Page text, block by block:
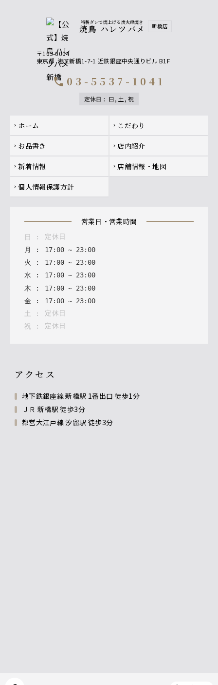
ジンジャーエール、ペプシコーラ
プレミアム飲み放題
プレミアム飲み放題にグレードアップ♪
【果実酒】 山崎蒸留所 蔵樽仕上げ梅酒、ジャパンクラフ
ト奏 柚子・白桃
【焼酎】 神楽の舞（蕎麦）、 黒丸（芋）
【サワー】特上レモンサワー を含む飲み放題にグレード
ジャパンクラフト奏 白桃
【プレミアム飲み放題】焼酎
神楽の舞（蕎麦）、黒丸（芋）
特上レモンサワー、特上梅酢レモンサワー
【プレミアム飲み放題】日本酒
玉の光 伯楽星
特製ダレで焼上げる炭火串焼き
焼鳥 ハレツバメ 新橋店
〒105-0004
東京都 港区新橋1-7-1 近鉄銀座中央通りビル B1F
call 03-5537-1041
定休日 : 日, 土, 祝
Footer navigation
chevron_right ホーム chevron_right こだわり
chevron_right お品書き chevron_right 店内紹介
chevron_right 新着情報 chevron_right 店舗情報・地図
chevron_right 個人情報保護方針
営業日・営業時間
日 :
定休日
月
: 17: 00 ~ 23: 00
火
: 17: 00 ~ 23: 00
水 : 17: 00 ~ 23: 00
木 : 17: 00 ~ 23: 00
金 : 17: 00 ~ 23: 00
土
:
定休日
祝 : 定休日
アクセス
地下鉄銀座線 新橋駅 1番出口 徒歩1分
ＪＲ 新橋駅 徒歩3分
都営大江戸線 汐留駅 徒歩3分